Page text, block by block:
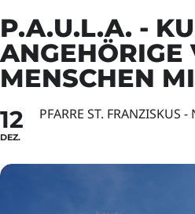
P.A.U.L.A. -
ANGEHÖRIGE
MENSCHEN
12
DEZ.
PFARRE ST. FRANZISKUS